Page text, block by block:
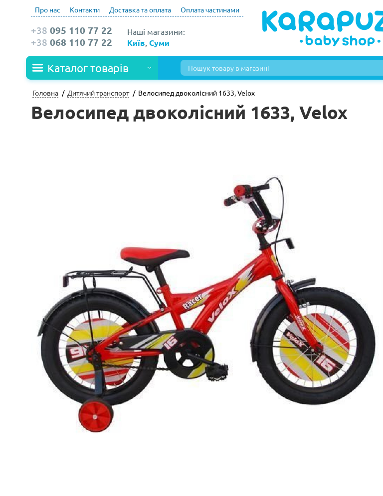
Про нас Контакти Доставка та оплата Оплата частинами
Наші магазини:
Київ Суми
+38 095 110 77 22
+38 068 110 77 22
Каталог товарів
Головна Дитячий транспорт Велосипед двоколісний 1633, Velox
Велосипед двоколісний 1633, Velox